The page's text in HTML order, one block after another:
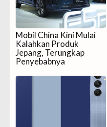
Mobil China Kini Mulai
Kalahkan Produk
Jepang, Terungkap
Penyebabnya